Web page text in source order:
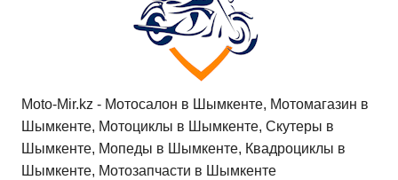
Moto-Mir.kz - Мотосалон в Шымкенте, Мотомагазин в
Шымкенте, Мотоциклы в Шымкенте, Скутеры в
Шымкенте, Мопеды в Шымкенте, Квадроциклы в
Шымкенте, Мотозапчасти в Шымкенте